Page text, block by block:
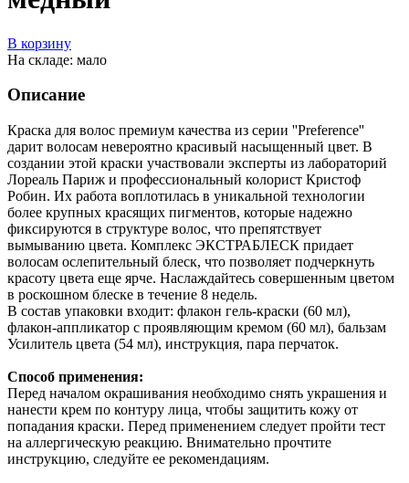
В корзину
На складе: мало
Описание
Краска для волос премиум качества из серии ''Preference''
дарит волосам невероятно красивый насыщенный цвет. В
создании этой краски участвовали эксперты из лабораторий
Лореаль Париж и профессиональный колорист Кристоф
Робин. Их работа воплотилась в уникальной технологии
более крупных красящих пигментов, которые надежно
фиксируются в структуре волос, что препятствует
вымыванию цвета. Комплекс ЭКСТРАБЛЕСК придает
волосам ослепительный блеск, что позволяет подчеркнуть
красоту цвета еще ярче. Наслаждайтесь совершенным цветом
в роскошном блеске в течение 8 недель.
В состав упаковки входит: флакон гель-краски (60 мл),
флакон-аппликатор с проявляющим кремом (60 мл), бальзам
Усилитель цвета (54 мл), инструкция, пара перчаток.
Способ применения:
Перед началом окрашивания необходимо снять украшения и
нанести крем по контуру лица, чтобы защитить кожу от
попадания краски. Перед применением следует пройти тест
на аллергическую реакцию. Внимательно прочтите
инструкцию, следуйте ее рекомендациям.